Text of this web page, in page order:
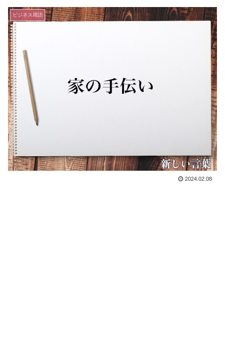
ビジネス用語
2024.02.08